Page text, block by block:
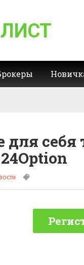
ЛИСТ
для себя